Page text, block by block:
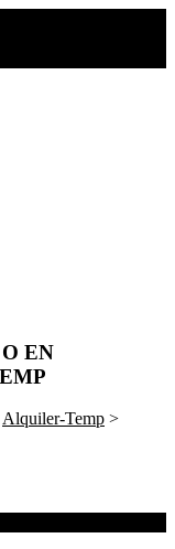
EN
Alquiler-Temp >